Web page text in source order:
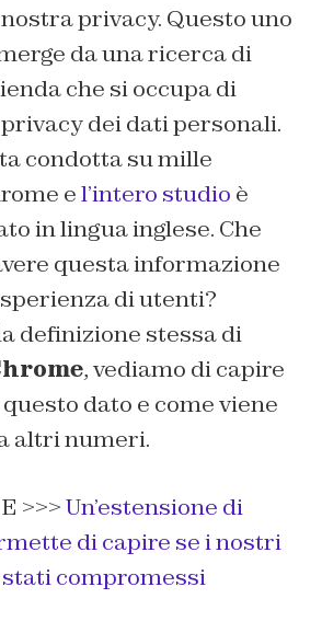
privacy. Questo uno
da una ricerca di
che si occupa di
dei dati personali.
condotta su mille
el’intero studio è
in lingua inglese. Che
questa informazione
di utenti?
definizione stessa di
, vediamo di capire
dato e come viene
altri numeri.
>>>Un’estensione di
di capire se i nostri
compromessi